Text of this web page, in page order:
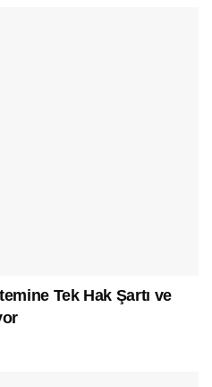
Tek Hak Şartı ve